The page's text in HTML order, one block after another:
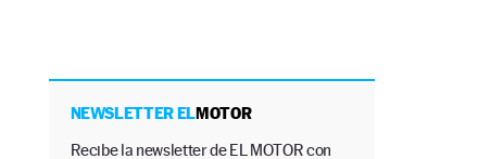
NEWSLETTER ELMOTOR
Recibe la newsletter de EL MOTOR con